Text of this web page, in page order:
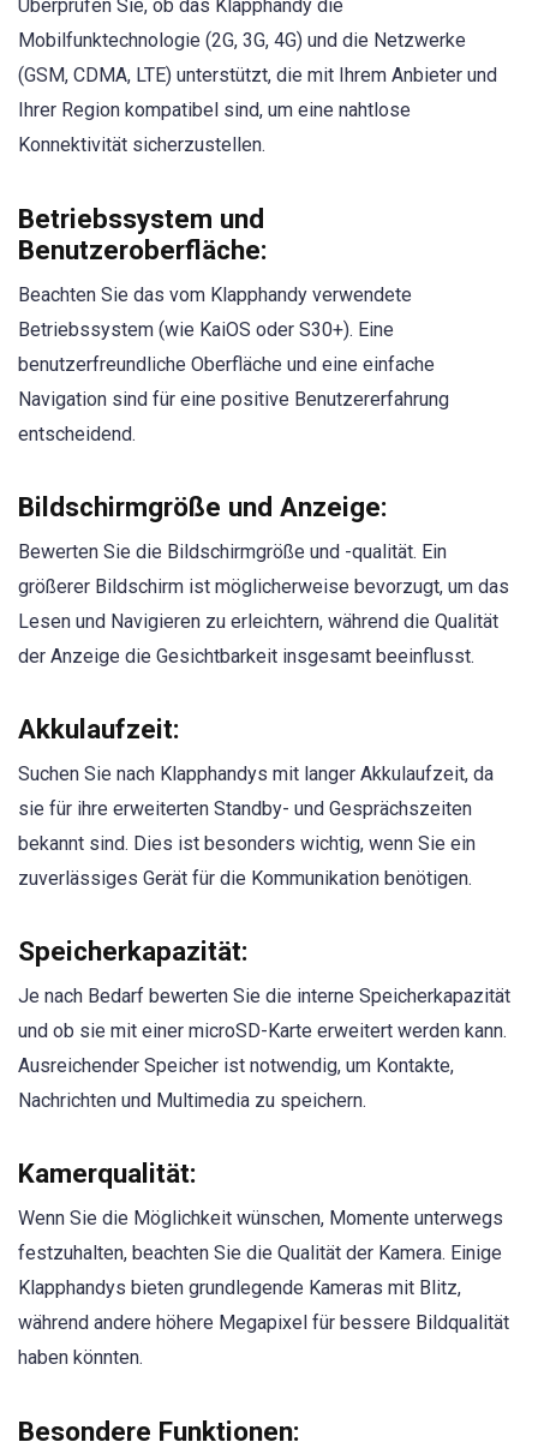
Überprüfen Sie, ob das Klapphandy die
Mobilfunktechnologie (2G, 3G, 4G) und die Netzwerke
(GSM, CDMA, LTE) unterstützt, die mit Ihrem Anbieter und
Ihrer Region kompatibel sind, um eine nahtlose
Konnektivität sicherzustellen.
Betriebssystem und
Benutzeroberfläche:
Beachten Sie das vom Klapphandy verwendete
Betriebssystem (wie KaiOS oder S30+). Eine
benutzerfreundliche Oberfläche und eine einfache
Navigation sind für eine positive Benutzererfahrung
entscheidend.
Bildschirmgröße und Anzeige:
Bewerten Sie die Bildschirmgröße und -qualität. Ein
größerer Bildschirm ist möglicherweise bevorzugt, um das
Lesen und Navigieren zu erleichtern, während die Qualität
der Anzeige die Gesichtbarkeit insgesamt beeinflusst.
Akkulaufzeit:
Suchen Sie nach Klapphandys mit langer Akkulaufzeit, da
sie für ihre erweiterten Standby- und Gesprächszeiten
bekannt sind. Dies ist besonders wichtig, wenn Sie ein
zuverlässiges Gerät für die Kommunikation benötigen.
Speicherkapazität:
Je nach Bedarf bewerten Sie die interne Speicherkapazität
und ob sie mit einer microSD-Karte erweitert werden kann.
Ausreichender Speicher ist notwendig, um Kontakte,
Nachrichten und Multimedia zu speichern.
Kamerqualität:
Wenn Sie die Möglichkeit wünschen, Momente unterwegs
festzuhalten, beachten Sie die Qualität der Kamera. Einige
Klapphandys bieten grundlegende Kameras mit Blitz,
während andere höhere Megapixel für bessere Bildqualität
haben könnten.
Besondere Funktionen: